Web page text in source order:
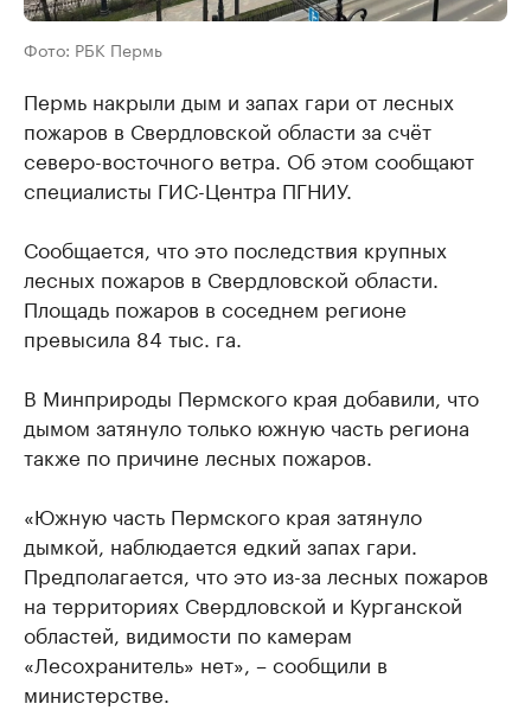
Фото: РБК Пермь
Пермь накрыли дым и запах гари от лесных
пожаров в Свердловской области за счёт
северо-восточного ветра. Об этом сообщают
специалисты ГИС-Центра ПГНИУ.
Сообщается, что это последствия крупных
лесных пожаров в Свердловской области.
Площадь пожаров в соседнем регионе
превысила 84 тыс. га.
В Минприроды Пермского края добавили, что
дымом затянуло только южную часть региона
также по причине лесных пожаров.
«Южную часть Пермского края затянуло
дымкой, наблюдается едкий запах гари.
Предполагается, что это из-за лесных пожаров
на территориях Свердловской и Курганской
областей, видимости по камерам
«Лесохранитель» нет», – сообщили в
министерстве.